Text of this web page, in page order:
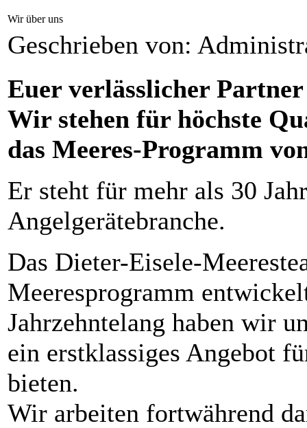
Wir über uns
Geschrieben von:
Euer verlässlicher
Wir stehen für höchste
das Meeres-Programm
Er steht für mehr als 30
Angelgerätebranche.
Das Dieter-Eisele-
Meeresprogramm
Jahrzehntelang haben wir
ein erstklassiges Angebot
bieten.
Wir arbeiten fortwährend